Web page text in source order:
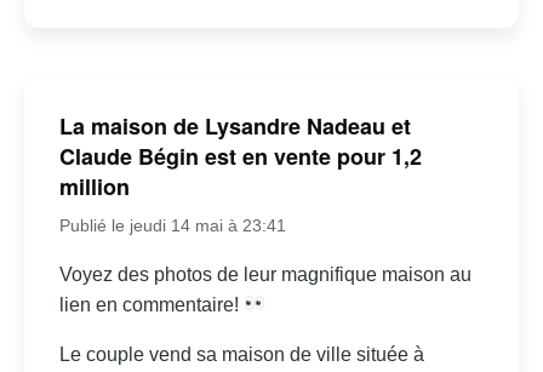
La maison de Lysandre Nadeau et
Claude Bégin est en vente pour 1,2
million
Publié le jeudi 14 mai à 23:41
Voyez des photos de leur magnifique maison au
lien en commentaire!
Le couple vend sa maison de ville située à